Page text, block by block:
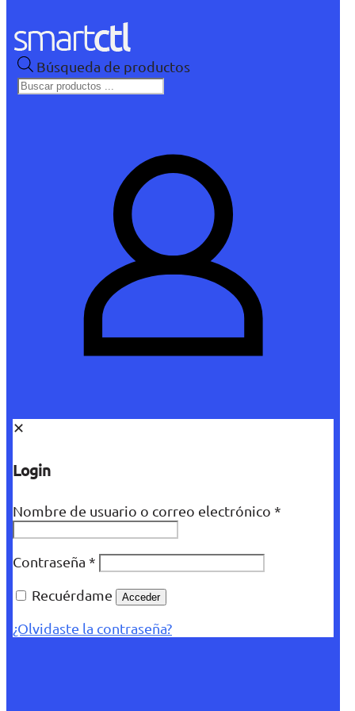
Búsqueda de productos
✕
Login
Nombre de usuario o correo electrónico *
Contraseña *
Recuérdame
Acceder
¿Olvidaste la contraseña?